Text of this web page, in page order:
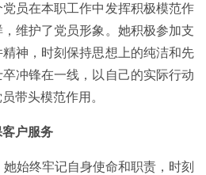
员在本职工作中发挥积极模范作
维护了党员形象。她积极参加支
神，时刻保持思想上的纯洁和先
冲锋在一线，以自己的实际行动
带头模范作用。
户服务
始终牢记自身使命和职责，时刻